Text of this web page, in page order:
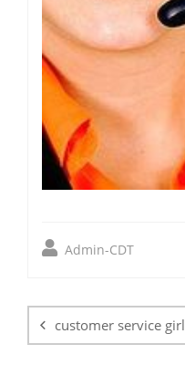
Admin-CDT
customer service girl